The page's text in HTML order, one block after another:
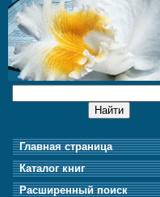
Главная страница
Каталог книг
Расширенный поиск